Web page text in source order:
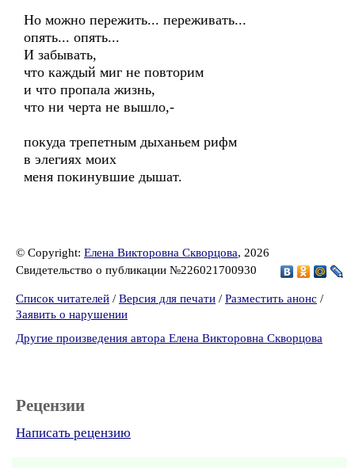
Но можно пережить... переживать...
опять... опять...
И забывать,
что каждый миг не повторим
и что пропала жизнь,
что ни черта не вышло,-
покуда трепетным дыханьем рифм
в элегиях моих
меня покинувшие дышат.
© Copyright: Елена Викторовна Скворцова, 2026
Свидетельство о публикации №226021700930
Список читателей / Версия для печати / Разместить анонс /
Заявить о нарушении
Другие произведения автора Елена Викторовна Скворцова
Рецензии
Написать рецензию